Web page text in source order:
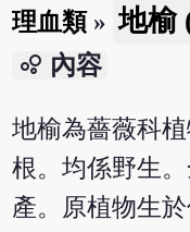
理血類» 地榆
bubble_chart 內容
地榆為薔薇科
根。均係野生
產。原植物生